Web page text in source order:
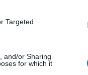
Targeted
and/or Sharing
for which it
todo el día